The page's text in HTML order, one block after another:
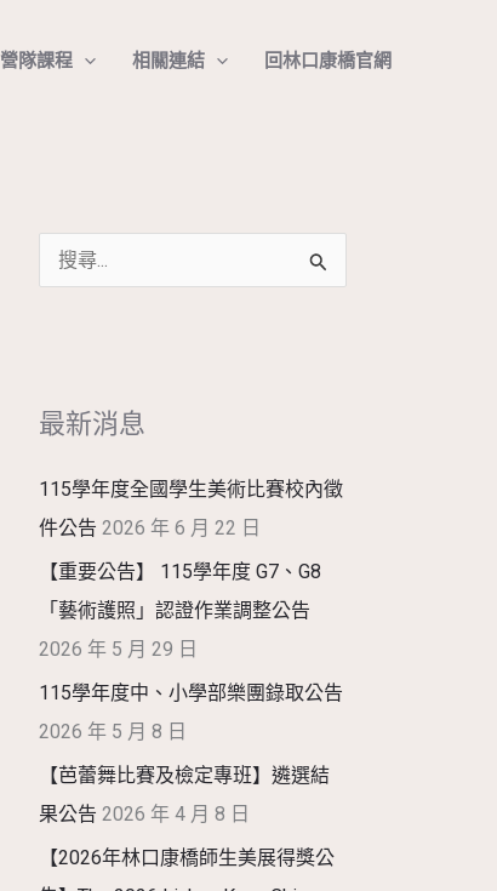
營隊課程 相關連結 回林口康橋官網
字
最新消息
115學年度全國學生美術比賽校內徵
件公告 2026 年 6 月 22 日
【重要公告】 115學年度 G7、G8
「藝術護照」認證作業調整公告
2026 年 5 月 29 日
115學年度中、小學部樂團錄取公告
2026 年 5 月 8 日
【芭蕾舞比賽及檢定專班】遴選結
果公告 2026 年 4 月 8 日
【2026年林口康橋師生美展得獎公